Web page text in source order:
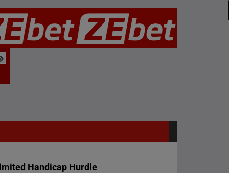
Handicap Hurdle